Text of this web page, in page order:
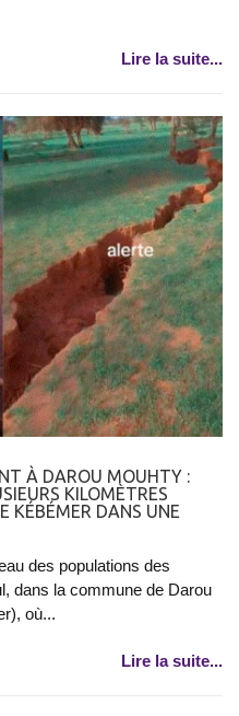
Lire la suite...
À DAROU MOUHTY :
KILOMÈTRES
KÉBÉMER DANS UNE
des populations des
dans la commune de Darou
où...
Lire la suite...